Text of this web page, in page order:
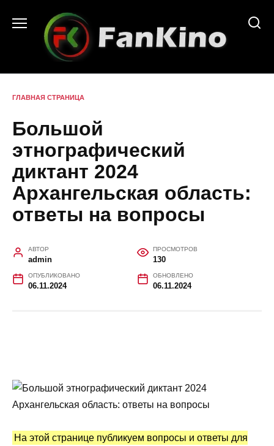
содержанию
ГЛАВНАЯ СТРАНИЦА
Большой
этнографический
диктант 2024
Архангельская область:
ответы на вопросы
АВТОР
admin
ПРОСМОТРОВ
130
ОПУБЛИКОВАНО
06.11.2024
ОБНОВЛЕНО
06.11.2024
На этой странице публикуем вопросы и ответы для